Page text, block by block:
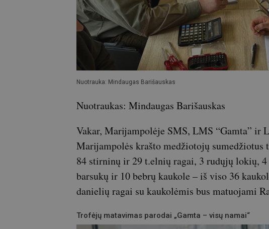
Nuotrauka: Mindaugas Barišauskas
Nuotraukas: Mindaugas Barišauskas
Vakar, Marijampolėje SMS, LMS “Gamta” ir
Marijampolės krašto medžiotojų
84 stirninų ir 29 t.elnių ragai, 3 rudųjų lokių,
barsukų ir 10 bebrų kaukole – iš viso 36
danielių ragai su kaukolėmis bus matuojami
Trofėjų matavimas parodai „Gamta – visų namai“